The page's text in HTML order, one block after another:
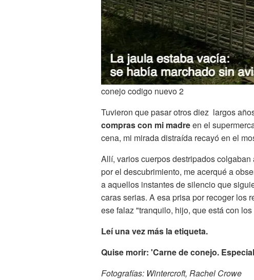
conejo codigo nuevo 2
Tuvieron que pasar otros diez largos
compras con mi madreen el
cena, mi mirada distraída recayó en el
Allí, varios cuerpos destripados
por el descubrimiento, me acerqué a
a aquellos instantes de silencio que
caras serias. A esa prisa por recoger los
ese falaz "tranquilo, hijo, que está con
Leí una vez más la etiqueta.
Quise morir: 'Carne de conejo.
Fotografías: Wintercroft, Rachel Crowe